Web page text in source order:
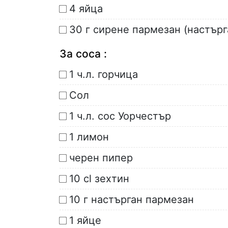
4 яйца
30 г сирене пармезан
За соса :
1 ч.л. горчица
Сол
1 ч.л. сос Уорчестър
1 лимон
черен пипер
10 cl зехтин
10 г настърган пармезан
1 яйце